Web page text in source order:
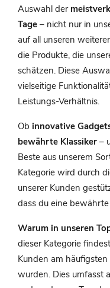
Auswahl der
Tage – nicht nur in
auf all unseren
die Produkte, die
schätzen. Diese
vielseitige
Leistungs-Verhältnis.
Ob innovative
bewährte Klassiker –
Beste aus unserem
Kategorie wird durch
unserer Kunden
dass du eine
Warum in unseren
dieser Kategorie
Kunden am
wurden. Dies umfasst